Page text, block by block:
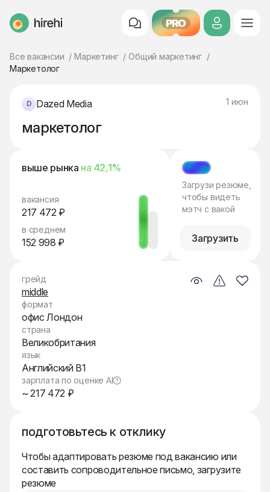
HireHi PRO
Все вакансии Маркетинг
Общий маркетинг
Маркетолог
Dazed Media 1 июн
маркетолог
выше рынка на 42,1%
вакансия
217 472 ₽
в среднем
152 998 ₽
МЭТЧ
Загрузи резюме,
чтобы видеть
мэтч с вакой
Загрузить
подготовьтесь к отклику
Чтобы адаптировать резюме под вакансию или
составить сопроводительное письмо, загрузите
резюме
грейд
middle
формат
офис Лондон
страна
Великобритания
язык
Английский B1
зарплата по оценке AI
~ 217 472 ₽